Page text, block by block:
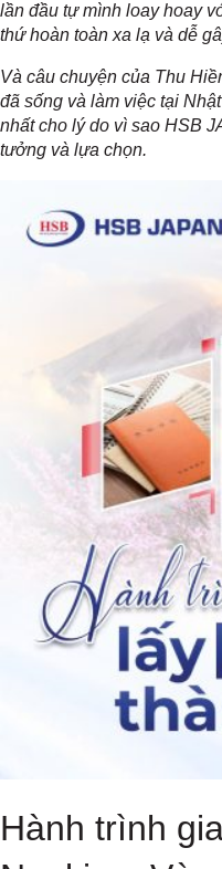
lần đầu tự mình loay hoay
thứ hoàn toàn xa lạ và dễ
Và câu chuyện của Thu
đã sống và làm việc tại
nhất cho lý do vì sao HSB
tưởng và lựa chọn.
Hành trình